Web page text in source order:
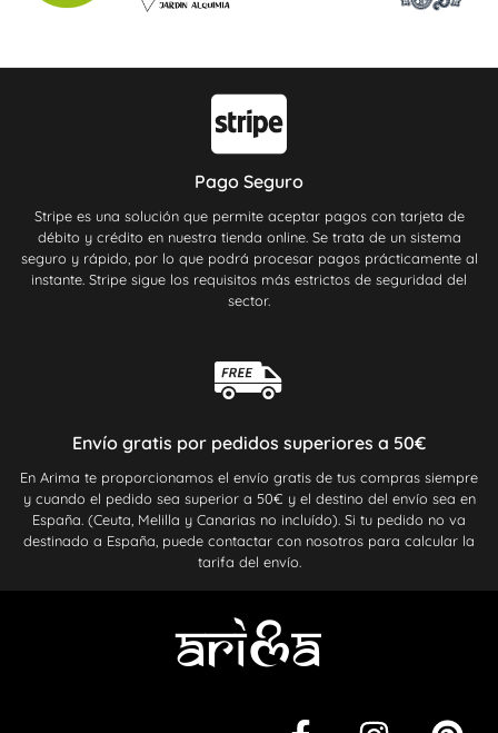
Pago Seguro
Stripe es una solución que permite aceptar pagos con tarjeta de
débito y crédito en nuestra tienda online. Se trata de un sistema
seguro y rápido, por lo que podrá procesar pagos prácticamente al
instante. Stripe sigue los requisitos más estrictos de seguridad del
sector.
Envío gratis por pedidos superiores a 50€
En Arima te proporcionamos el envío gratis de tus compras siempre
y cuando el pedido sea superior a 50€ y el destino del envío sea en
España. (Ceuta, Melilla y Canarias no incluído). Si tu pedido no va
destinado a España, puede contactar con nosotros para calcular la
tarifa del envío.